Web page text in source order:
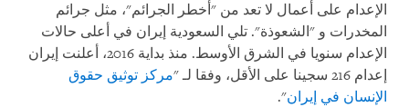
الإعدام على أعمال لا تعد من "أخطر الجرائم"، مثل جرائم
المخدرات و "الشعوذة". تلي السعودية إيران في أعلى حالات
الإعدام سنويا في الشرق الأوسط. منذ بداية 2016، أعلنت إيران
إعدام 216 سجينا على الأقل، وفقا لـ "
مركز توثيق حقوق
الإنسان في إيران".